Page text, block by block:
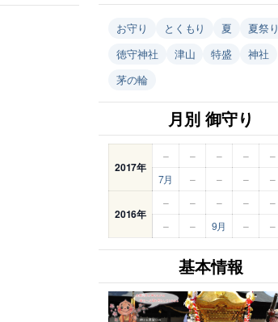
お守り とくもり 夏
夏祭り
徳守神社
津山 特盛
神社
茅の輪
月別 御守り
2017年
– – – – –
7月
– – – –
2016年
– – – – –
–
– 9月 – –
基本情報